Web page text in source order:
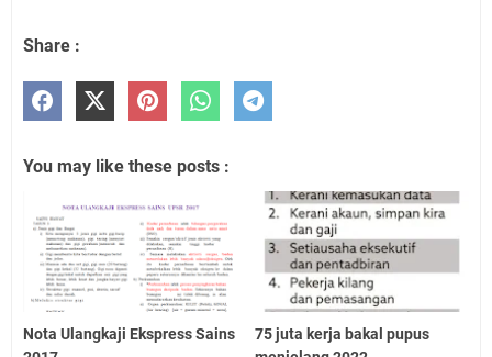
Share :
You may like these posts :
Nota Ulangkaji Ekspress Sains
75 juta kerja bakal pupus